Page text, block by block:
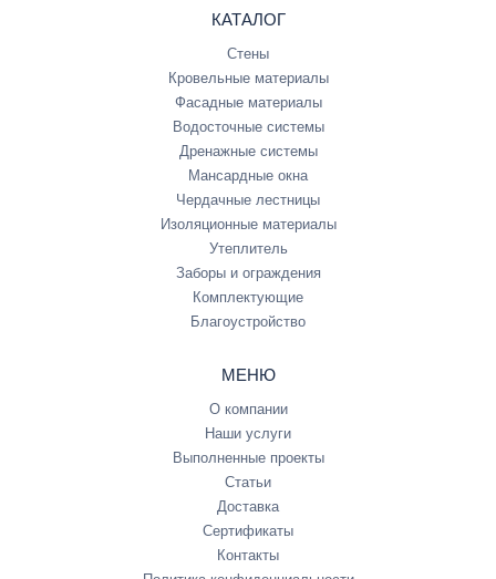
КАТАЛОГ
Стены
Кровельные материалы
Фасадные материалы
Водосточные системы
Дренажные системы
Мансардные окна
Чердачные лестницы
Изоляционные материалы
Утеплитель
Заборы и ограждения
Комплектующие
Благоустройство
МЕНЮ
О компании
Наши услуги
Выполненные проекты
Статьи
Доставка
Сертификаты
Контакты